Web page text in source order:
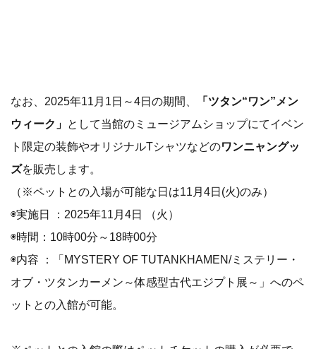
なお、2025年11月1日～4日の期間、
「ツタン“ワン”メン
ウィーク」 として当館のミュージアムショップにてイベン
ト限定の装飾やオリジナルTシャツなどのワンニャングッ
ズを販売します。
（※ペットとの入場が可能な日は11月4日(火)のみ）
◉実施日 ：2025年11月4日 （火）
◉時間：10時00分～18時00分
◉内容 ：「MYSTERY OF TUTANKHAMEN/ミステリー・
オブ・ツタンカーメン～体感型古代エジプト展～」へのペ
ットとの入館が可能。